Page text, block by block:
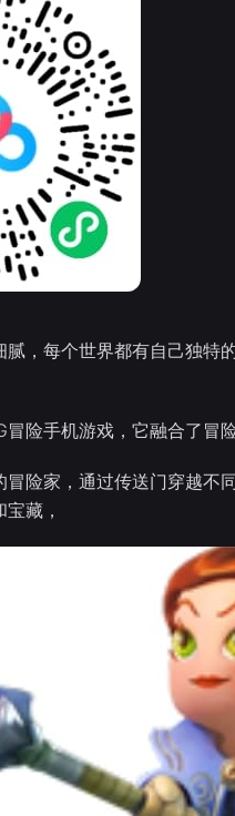
腻，每个世界都有自己独特
冒险手机游戏，它融合了冒
冒险家，通过传送门穿越不
藏，